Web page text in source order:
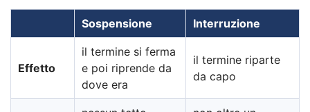
Sospensione Interruzione
Effetto
il termine si ferma
e poi riprende da
dove era
il termine riparte
da capo